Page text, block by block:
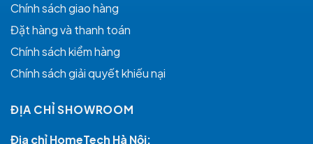
Chính sách giao hàng
Đặt hàng và thanh toán
Chính sách kiểm hàng
Chính sách giải quyết khiếu nại
ĐỊA CHỈ SHOWROOM
Địa chỉ HomeTech Hà Nội: